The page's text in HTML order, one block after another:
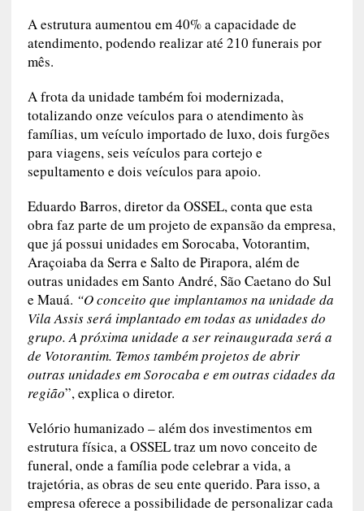
A estrutura aumentou em 40% a capacidade de
atendimento, podendo realizar até 210 funerais por
mês.
A frota da unidade também foi modernizada,
totalizando onze veículos para o atendimento às
famílias, um veículo importado de luxo, dois furgões
para viagens, seis veículos para cortejo e
sepultamento e dois veículos para apoio.
Eduardo Barros, diretor da OSSEL, conta que esta
obra faz parte de um projeto de expansão da empresa,
que já possui unidades em Sorocaba, Votorantim,
Araçoiaba da Serra e Salto de Pirapora, além de
outras unidades em Santo André, São Caetano do Sul
e Mauá. “O conceito que implantamos na unidade da
Vila Assis será implantado em todas as unidades do
grupo. A próxima unidade a ser reinaugurada será a
de Votorantim. Temos também projetos de abrir
outras unidades em Sorocaba e em outras cidades da
região”, explica o diretor.
Velório humanizado – além dos investimentos em
estrutura física, a OSSEL traz um novo conceito de
funeral, onde a família pode celebrar a vida, a
trajetória, as obras de seu ente querido. Para isso, a
empresa oferece a possibilidade de personalizar cada